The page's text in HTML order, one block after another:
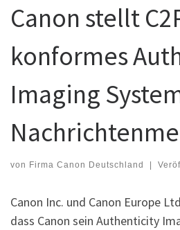
Canon stellt
konformes
Imaging
von Firma Canon Deutschland
Canon Inc. und Canon Europe
dass Canon sein Authenticity